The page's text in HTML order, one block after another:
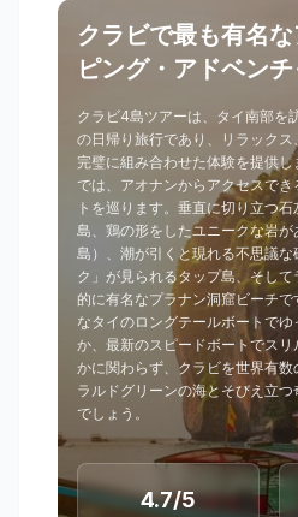
クラビで最も有名
ピング・アドベン
クラビ4島ツアーは、タイ南部を
の日帰り旅行であり、リラック
完璧に組み合わせた体験を提供
では、アオナンからアクセスで
トを巡ります。垂直に切り立つ
島、鶏の形をしたユニークな岩
島）、潮が引くと現れる不思議
ク」が見られるタップ島、そし
的に有名なプラナン洞窟ビーチ
なタイのロングテールボートで
か、最新のスピードボートでス
かに関わらず、クラビを世界有
ラルドグリーンの海とそびえ立
でしょう。
4.7/5